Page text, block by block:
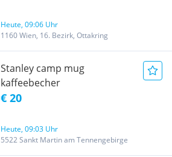
Heute, 09:06 Uhr
1160 Wien, 16. Bezirk, Ottakring
Stanley camp mug
kaffeebecher
€ 20
Heute, 09:03 Uhr
5522 Sankt Martin am Tennengebirge